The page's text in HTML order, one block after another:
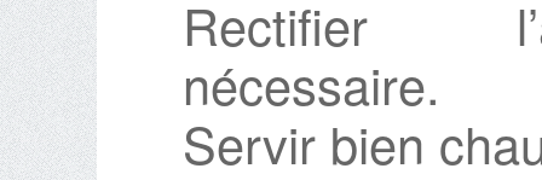
Rectifier
nécessaire.
Servir bien